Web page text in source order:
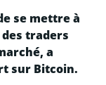
se mettre à
traders
a
sur Bitcoin.